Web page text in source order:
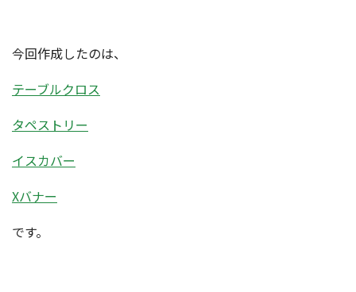
今回作成したのは、
テーブルクロス
タペストリー
イスカバー
Xバナー
です。